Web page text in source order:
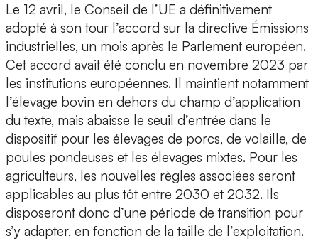
Le 12 avril, le Conseil de l’UE a définitivement
adopté à son tour l’accord sur la directive Émissions
industrielles, un mois après le Parlement européen.
Cet accord avait été conclu en novembre 2023 par
les institutions européennes. Il maintient notamment
l’élevage bovin en dehors du champ d’application
du texte, mais abaisse le seuil d’entrée dans le
dispositif pour les élevages de porcs, de volaille, de
poules pondeuses et les élevages mixtes. Pour les
agriculteurs, les nouvelles règles associées seront
applicables au plus tôt entre 2030 et 2032. Ils
disposeront donc d’une période de transition pour
s’y adapter, en fonction de la taille de l’exploitation.